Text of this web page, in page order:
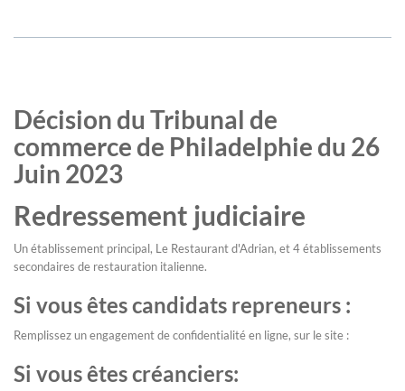
Décision du Tribunal de
commerce de Philadelphie du 26
Juin 2023
Redressement judiciaire
Un établissement principal, Le Restaurant d'Adrian, et 4 établissements
secondaires de restauration italienne.
Si vous êtes candidats repreneurs :
Remplissez un engagement de confidentialité en ligne, sur le site :
Si vous êtes créanciers: